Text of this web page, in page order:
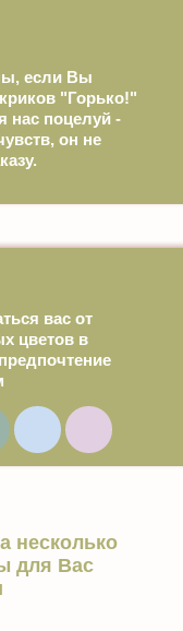
если Вы
"Горько!"
нас поцелуй -
он не
вас от
цветов в
несколько
для Вас